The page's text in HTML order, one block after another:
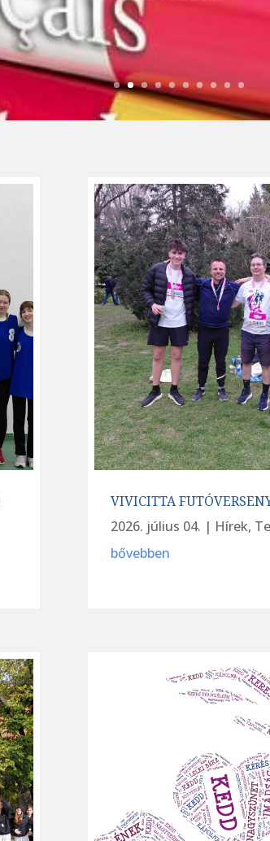
VIVICITTA
2026. július 04. | Hírek,
bővebben